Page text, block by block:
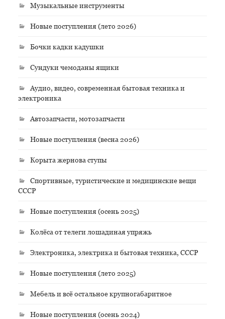
Музыкальные инструменты
Новые поступления (лето 2026)
Бочки кадки кадушки
Сундуки чемоданы ящики
Аудио, видео, современная бытовая техника и
электроника
Автозапчасти, мотозапчасти
Новые поступления (весна 2026)
Корыта жернова ступы
Спортивные, туристические и медицинские вещи
СССР
Новые поступления (осень 2025)
Колёса от телеги лошадиная упряжь
Электроника, электрика и бытовая техника, СССР
Новые поступления (лето 2025)
Мебель и всё остальное крупногабаритное
Новые поступления (осень 2024)